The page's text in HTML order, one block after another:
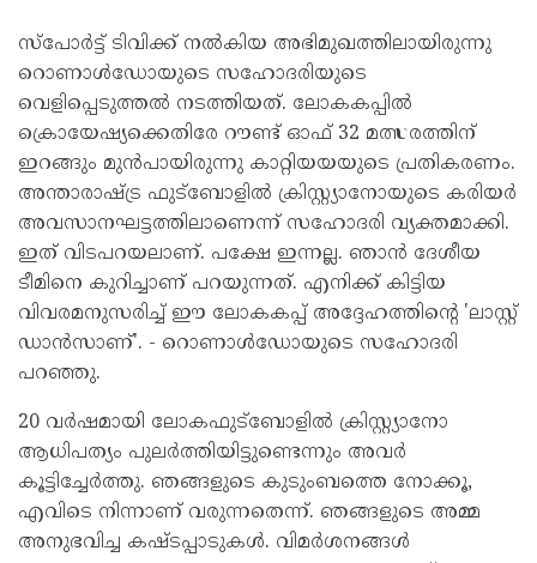
സ്പോര്‍ട്ട് ടിവിക്ക് നല്‍കിയ അഭിമുഖത്തിലായിരുന്നു
റൊണാള്‍ഡോയുടെ സഹോദരിയുടെ
വെളിപ്പെടുത്തല്‍ നടത്തിയത്. ലോകകപ്പില്‍
ക്രൊയേഷ്യക്കെതിരേ റൗണ്ട് ഓഫ് 32 മത്സരത്തിന്
ഇറങ്ങും മുന്‍പായിരുന്നു കാറ്റിയയയുടെ പ്രതികരണം.
അന്താരാഷ്ട്ര ഫുട്ബോളില്‍ ക്രിസ്റ്റ്യാനോയുടെ കരിയര്‍
അവസാനഘട്ടത്തിലാണെന്ന് സഹോദരി വ്യക്തമാക്കി.
ഇത് വിടപറയലാണ്. പക്ഷേ ഇന്നല്ല. ഞാന്‍ ദേശീയ
ടീമിനെ കുറിച്ചാണ് പറയുന്നത്. എനിക്ക് കിട്ടിയ
വിവരമനുസരിച്ച് ഈ ലോകകപ്പ് അദ്ദേഹത്തിന്റെ 'ലാസ്റ്റ്
ഡാന്‍സാണ്'. - റൊണാള്‍ഡോയുടെ സഹോദരി
പറഞ്ഞു.
20 വര്‍ഷമായി ലോകഫുട്ബോളില്‍ ക്രിസ്റ്റ്യാനോ
ആധിപത്യം പുലര്‍ത്തിയിട്ടുണ്ടെന്നും അവര്‍
കൂട്ടിച്ചേര്‍ത്തു. ഞങ്ങളുടെ കുടുംബത്തെ നോക്കൂ,
എവിടെ നിന്നാണ് വരുന്നതെന്ന്. ഞങ്ങളുടെ അമ്മ
അനുഭവിച്ച കഷ്ടപ്പാടുകള്‍. വിമര്‍ശനങ്ങള്‍